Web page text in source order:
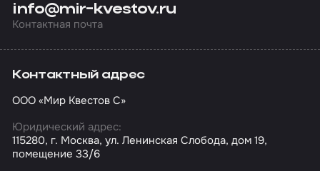
info@mir-kvestov.ru
Контактная почта
Контактный адрес
ООО «Мир Квестов С»
Юридический адрес:
115280, г. Москва, ул. Ленинская Слобода, дом 19,
помещение 33/6